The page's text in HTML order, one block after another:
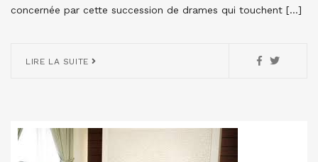
concernée par cette succession de drames qui touchent […]
LIRE LA SUITE